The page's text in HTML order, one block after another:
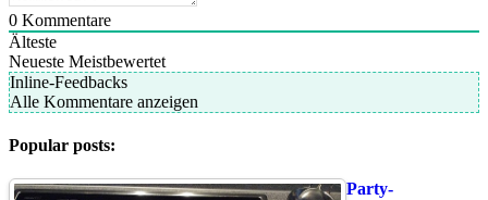
0 Kommentare
Älteste
Neueste Meistbewertet
Inline-Feedbacks
Alle Kommentare anzeigen
Popular posts:
Party-